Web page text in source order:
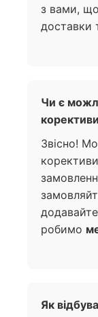
з вами,
доставки
Чи є
Звісно!
робимо
Як